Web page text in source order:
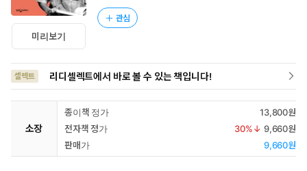
미리보기
관심
셀렉트 리디셀렉트에서 바로 볼 수 있는 책입니다!
소장
종이책 정가
13,800원
전자책 정가
30%↓ 9,660원
판매가
9,660원